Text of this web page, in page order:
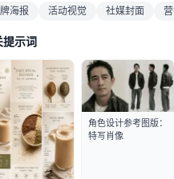
海报 活动视觉 社媒封面
提示词
角色设计参考图版：
特写肖像